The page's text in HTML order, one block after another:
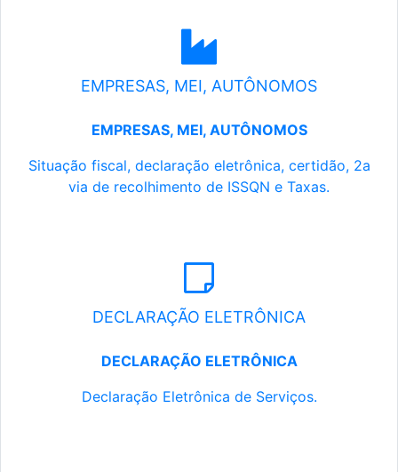
EMPRESAS, MEI, AUTÔNOMOS
EMPRESAS, MEI, AUTÔNOMOS
Situação fiscal, declaração eletrônica, certidão, 2a
via de recolhimento de ISSQN e Taxas.
DECLARAÇÃO ELETRÔNICA
DECLARAÇÃO ELETRÔNICA
Declaração Eletrônica de Serviços.